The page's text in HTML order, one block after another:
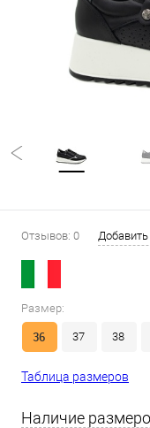
Отзывов: 0
Размер:
36 37 38
Таблица размеров
Наличие